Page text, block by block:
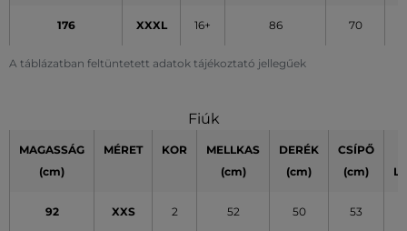
A táblázatban feltüntetett adatok tájékoztató jellegűek
176 XXXL 16+ 86 70
Fiúk
MAGASSÁG
(cm)
MÉRET KOR
MELLKAS
(cm)
DERÉK
(cm)
CSÍPŐ
(cm)
92 XXS 2 52 50 53